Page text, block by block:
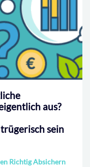
aus?
sein
Richtig Absichern